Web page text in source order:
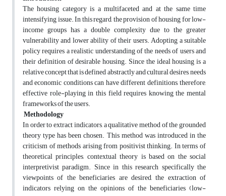
The housing category is a multifaceted and at the same time
intensifying issue. In this regard, the provision of housing for low-
income groups has a double complexity due to the greater
vulnerability and lower ability of their users. Adopting a suitable
policy requires a realistic understanding of the needs of users and
their definition of desirable housing. Since the ideal housing is a
relative concept that is defined abstractly and cultural desires, needs
and economic conditions can have different definitions, therefore,
effective role-playing in this field requires knowing the mental
frameworks of the users.
Methodology
In order to extract indicators, a qualitative method of the grounded
theory type has been chosen. This method was introduced in the
criticism of methods arising from positivist thinking. In terms of
theoretical principles, contextual theory is based on the social
interpretivist paradigm. Since in this research specifically the
viewpoints of the beneficiaries are desired, the extraction of
indicators relying on the opinions of the beneficiaries (low-